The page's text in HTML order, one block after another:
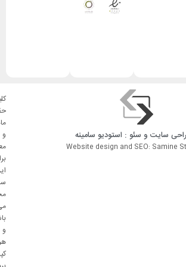
سایت و سئو : استودیو سامینه
Website design and SEO: Samine
و
و